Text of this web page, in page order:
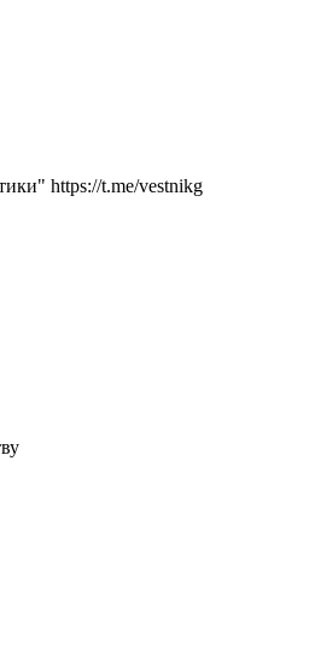
https://t.me/vestnikg